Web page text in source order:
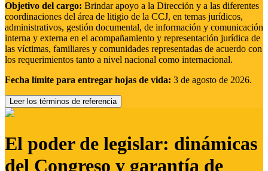
Objetivo del cargo: Brindar apoyo a la Dirección y a las diferentes
coordinaciones del área de litigio de la CCJ, en temas jurídicos,
administrativos, gestión documental, de información y comunicación
interna y externa en el acompañamiento y representación jurídica de
las víctimas, familiares y comunidades representadas de acuerdo con
los requerimientos tanto a nivel nacional como internacional.
Fecha límite para entregar hojas de vida: 3 de agosto de 2026.
Leer los términos de referencia
El poder de legislar: dinámicas
del Congreso y garantía de